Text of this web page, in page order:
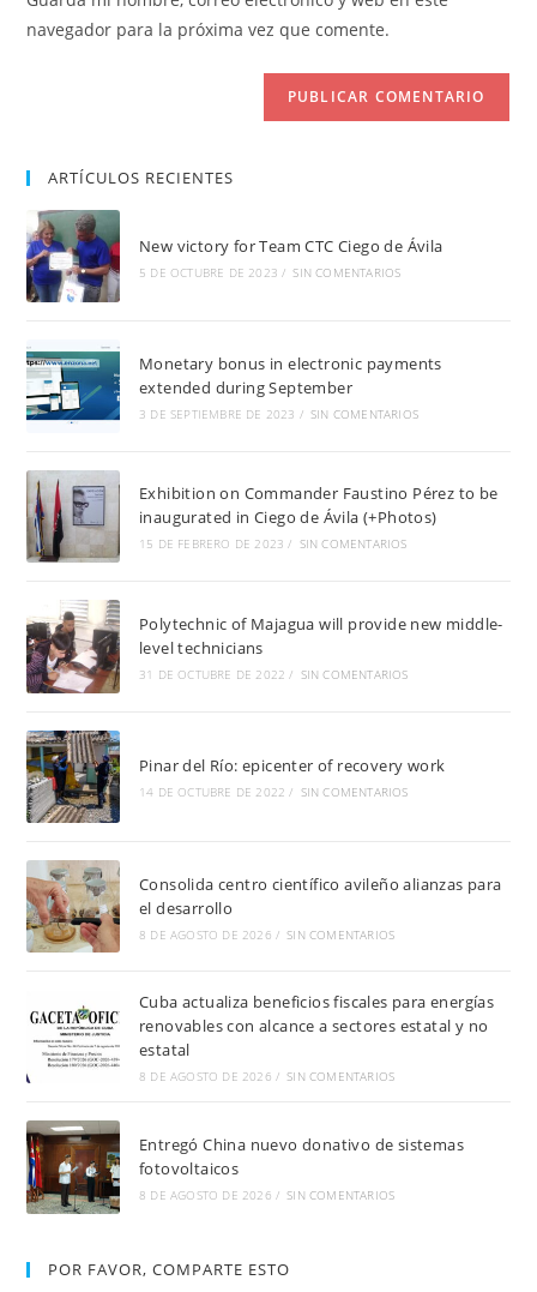
comentar
navegador para la próxima vez que comente.
ARTÍCULOS RECIENTES
New victory for Team CTC Ciego de Ávila
5 DE OCTUBRE DE 2023 / SIN COMENTARIOS
Monetary bonus in electronic payments
extended during September
3 DE SEPTIEMBRE DE 2023 / SIN COMENTARIOS
Exhibition on Commander Faustino Pérez to be
inaugurated in Ciego de Ávila (+Photos)
15 DE FEBRERO DE 2023 / SIN COMENTARIOS
Polytechnic of Majagua will provide new middle-
level technicians
31 DE OCTUBRE DE 2022 / SIN COMENTARIOS
Pinar del Río: epicenter of recovery work
14 DE OCTUBRE DE 2022 / SIN COMENTARIOS
Consolida centro científico avileño alianzas para
el desarrollo
8 DE AGOSTO DE 2026 / SIN COMENTARIOS
Cuba actualiza beneficios fiscales para energías
renovables con alcance a sectores estatal y no
estatal
8 DE AGOSTO DE 2026 / SIN COMENTARIOS
Entregó China nuevo donativo de sistemas
fotovoltaicos
8 DE AGOSTO DE 2026 / SIN COMENTARIOS
POR FAVOR, COMPARTE ESTO